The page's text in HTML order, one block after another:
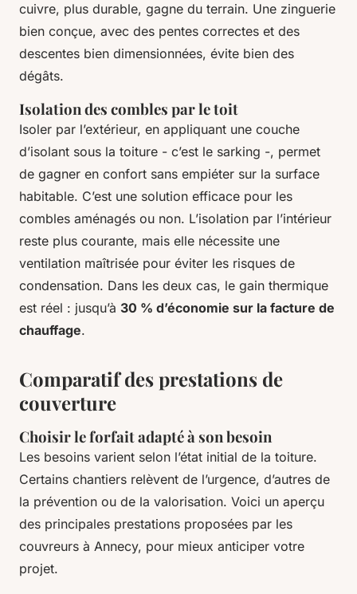
cuivre, plus durable, gagne du terrain. Une zinguerie
bien conçue, avec des pentes correctes et des
descentes bien dimensionnées, évite bien des
dégâts.
Isolation des combles par le toit
Isoler par l’extérieur, en appliquant une couche
d’isolant sous la toiture - c’est le sarking -, permet
de gagner en confort sans empiéter sur la surface
habitable. C’est une solution efficace pour les
combles aménagés ou non. L’isolation par l’intérieur
reste plus courante, mais elle nécessite une
ventilation maîtrisée pour éviter les risques de
condensation. Dans les deux cas, le gain thermique
est réel : jusqu’à 30 % d’économie sur la facture de
chauffage.
Comparatif des prestations de
couverture
Choisir le forfait adapté à son besoin
Les besoins varient selon l’état initial de la toiture.
Certains chantiers relèvent de l’urgence, d’autres de
la prévention ou de la valorisation. Voici un aperçu
des principales prestations proposées par les
couvreurs à Annecy, pour mieux anticiper votre
projet.